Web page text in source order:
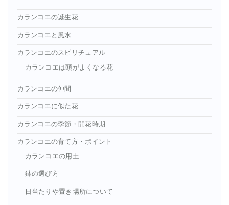
カランコエの誕生花
カランコエと風水
カランコエのスピリチュアル
カランコエは頭がよくなる花
カランコエの仲間
カランコエに似た花
カランコエの季節・開花時期
カランコエの育て方・ポイント
カランコエの用土
鉢の選び方
日当たりや置き場所について